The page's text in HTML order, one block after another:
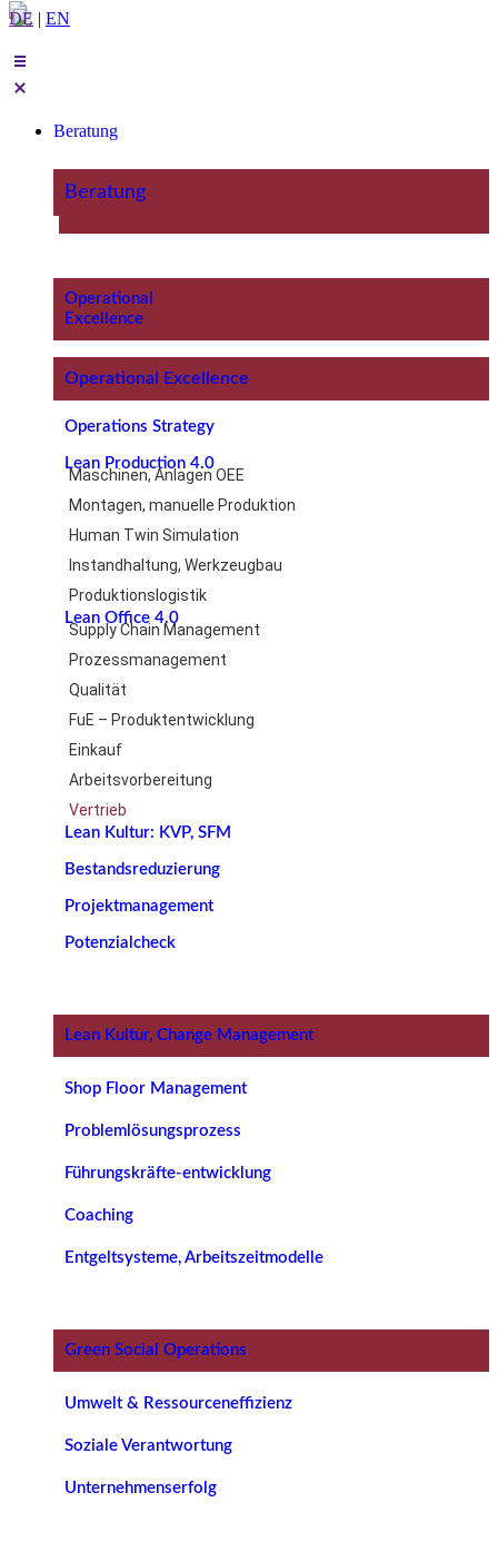
DE | EN
Beratung
Beratung
Operational
Excellence
Operational Excellence
Operations Strategy
Lean Production 4.0
Maschinen, Anlagen OEE
Montagen, manuelle Produktion
Human Twin Simulation
Instandhaltung, Werkzeugbau
Produktionslogistik
Lean Office 4.0
Supply Chain Management
Prozessmanagement
Qualität
FuE – Produktentwicklung
Einkauf
Arbeitsvorbereitung
Vertrieb
Lean Kultur: KVP, SFM
Bestandsreduzierung
Projektmanagement
Potenzialcheck
Lean Kultur, Change Management
Shop Floor Management
Problemlösungsprozess
Führungskräfte-entwicklung
Coaching
Entgeltsysteme, Arbeitszeitmodelle
Green Social Operations
Umwelt & Ressourceneffizienz
Soziale Verantwortung
Unternehmenserfolg